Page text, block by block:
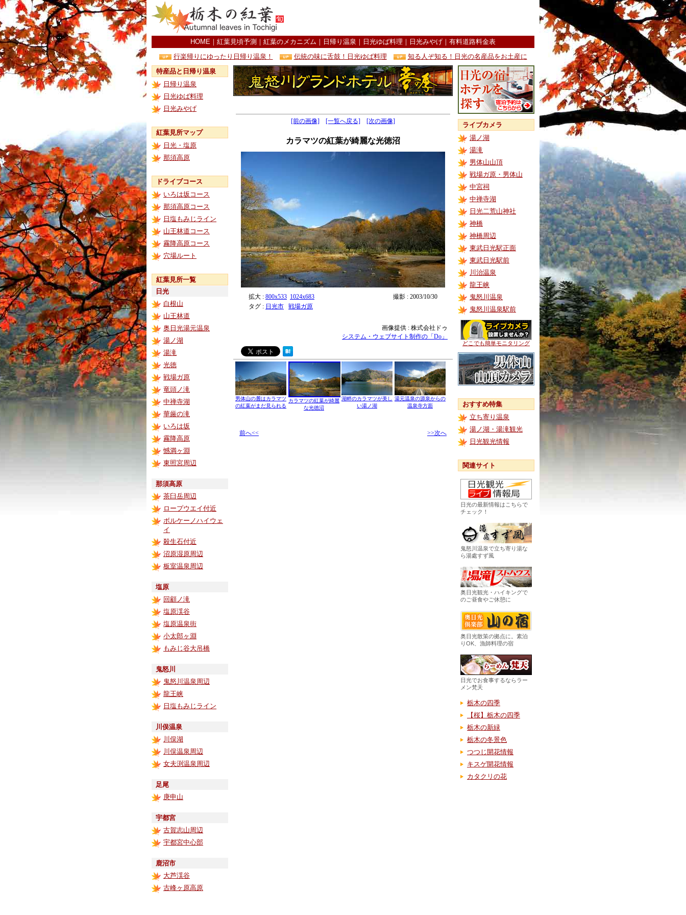
HOME ｜ 紅葉見頃予測 ｜ 紅葉のメカニズム ｜ 日帰り温泉 ｜ 日光ゆば料理 ｜ 日光みやげ ｜ 有料道路料金表
行楽帰りにゆったり日帰り温泉！
伝統の味に舌鼓！日光ゆば料理
知る人ぞ知る！日光の名産品をお土産に
特産品と日帰り温泉
日帰り温泉
日光ゆば料理
日光みやげ
紅葉見所マップ
日光・塩原
那須高原
ドライブコース
いろは坂コース
那須高原コース
日塩もみじライン
山王林道コース
霧降高原コース
穴場ルート
紅葉見所一覧
日光
白根山
山王林道
奥日光湯元温泉
湯ノ湖
湯滝
光徳
戦場ガ原
竜頭ノ滝
中禅寺湖
華厳の滝
いろは坂
霧降高原
憾満ヶ淵
東照宮周辺
那須高原
茶臼岳周辺
ロープウエイ付近
ボルケーノハイウェ
イ
殺生石付近
沼原湿原周辺
板室温泉周辺
塩原
回顧ノ滝
塩原渓谷
塩原温泉街
小太郎ヶ淵
もみじ谷大吊橋
鬼怒川
鬼怒川温泉周辺
龍王峡
日塩もみじライン
川俣温泉
川俣湖
川俣温泉周辺
女夫渕温泉周辺
足尾
庚申山
宇都宮
古賀志山周辺
宇都宮中心部
鹿沼市
大芦渓谷
古峰ヶ原高原
[前の画像] [一覧へ戻る] [次の画像]
カラマツの紅葉が綺麗な光徳沼
拡大 : 800x533 1024x683
撮影 : 2003/10/30
タグ : 日光市 戦場ガ原
画像提供 : 株式会社ドゥ
システム・ウェブサイト制作の「Do」
男体山の麓はカラマツ
の紅葉がまだ見られる
カラマツの紅葉が綺麗
な光徳沼
湖畔のカラマツが美し
い湯ノ湖
湯元温泉の源泉からの
温泉寺方面
前へ<< >>次へ
ライブカメラ
湯ノ湖
湯滝
男体山山頂
戦場ガ原・男体山
中宮祠
中禅寺湖
日光二荒山神社
神橋
神橋周辺
東武日光駅正面
東武日光駅前
川治温泉
龍王峡
鬼怒川温泉
鬼怒川温泉駅前
どこでも簡単モニタリング
おすすめ特集
立ち寄り温泉
湯ノ湖・湯滝観光
日光観光情報
関連サイト
日光の最新情報はこちらで
チェック！
鬼怒川温泉で立ち寄り湯な
ら湯處すず風
奥日光観光・ハイキングで
のご昼食やご休憩に
奥日光散策の拠点に。素泊
りOK、漁師料理の宿
日光でお食事するならラー
メン梵天
栃木の四季
【桜】栃木の四季
栃木の新緑
栃木の冬景色
つつじ開花情報
キスゲ開花情報
カタクリの花